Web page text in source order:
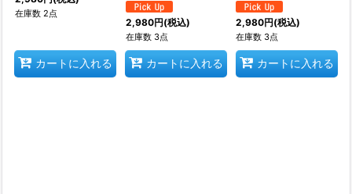
在庫数 2点
カートに入れる
2,980円(税込)
在庫数 3点
カートに入れる
2,980円(税込)
在庫数 3点
カートに入れる